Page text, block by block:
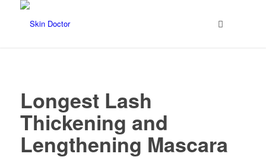
Longest Lash
Thickening and
Lengthening Mascara